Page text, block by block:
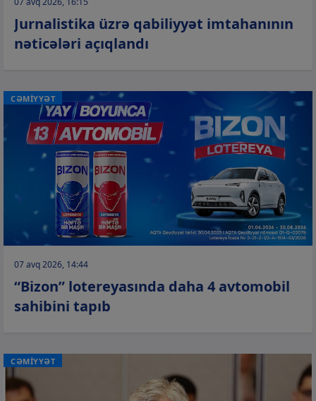
Jurnalistika üzrə qabiliyyət imtahanının
nəticələri açıqlandı
CƏMİYYƏT
07 avq 2026, 14:44
“Bizon” lotereyasında daha 4 avtomobil
sahibini tapıb
CƏMİYYƏT